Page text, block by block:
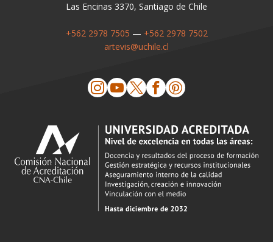
Las Encinas 3370, Santiago de Chile
+562 2978 7505 — +562 2978 7502
artevis@uchile.cl